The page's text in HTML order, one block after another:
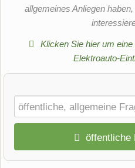
allgemeines Anliegen
Klicken Sie hier um eine
Elektroauto-
öffentliche